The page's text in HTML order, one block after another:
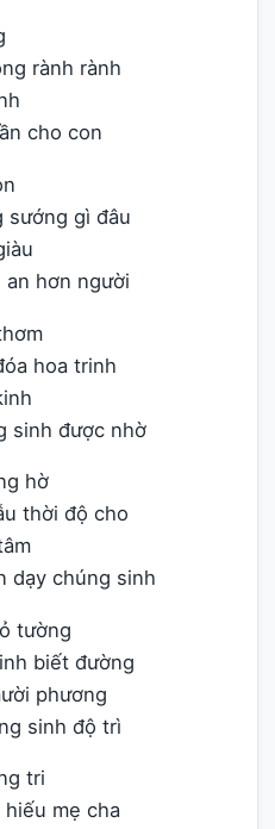
rành rành
cho con
sướng gì đâu
an hơn người
hoa trinh
sinh được nhờ
hờ
thời độ cho
dạy chúng sinh
tường
biết đường
phương
sinh độ trì
tri
mẹ cha